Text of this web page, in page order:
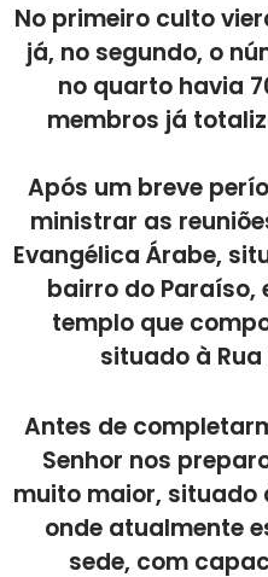
No primeiro culto
já, no segundo, o
no quarto havia
membros já
Após um breve
ministrar as
Evangélica Árabe,
bairro do Paraíso,
templo que
situado à
Antes de
Senhor nos
muito maior, situado
onde atualmente
sede, com